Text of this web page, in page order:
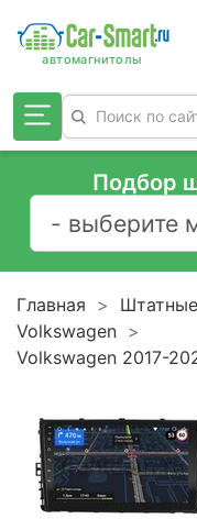
Подбор
Главная
Volkswagen
Volkswagen 2017-